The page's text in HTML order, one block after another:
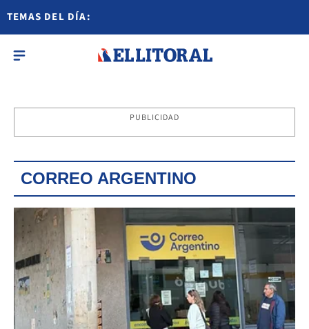
TEMAS DEL DÍA:
PUBLICIDAD
CORREO ARGENTINO